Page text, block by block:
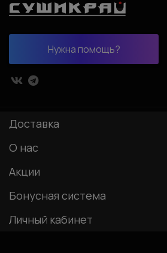
Нужна помощь?
Доставка
О нас
Акции
Бонусная система
Личный кабинет